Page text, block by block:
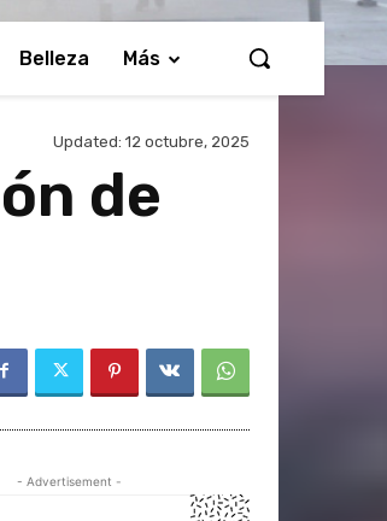
Belleza Más
Updated: 12 octubre, 2025
de
- Advertisement -